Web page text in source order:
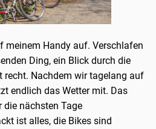
meinem Handy auf. Verschlafen
Ding, ein Blick durch die
recht. Nachdem wir tagelang auf
endlich das Wetter mit. Das
die nächsten Tage
ist alles, die Bikes sind